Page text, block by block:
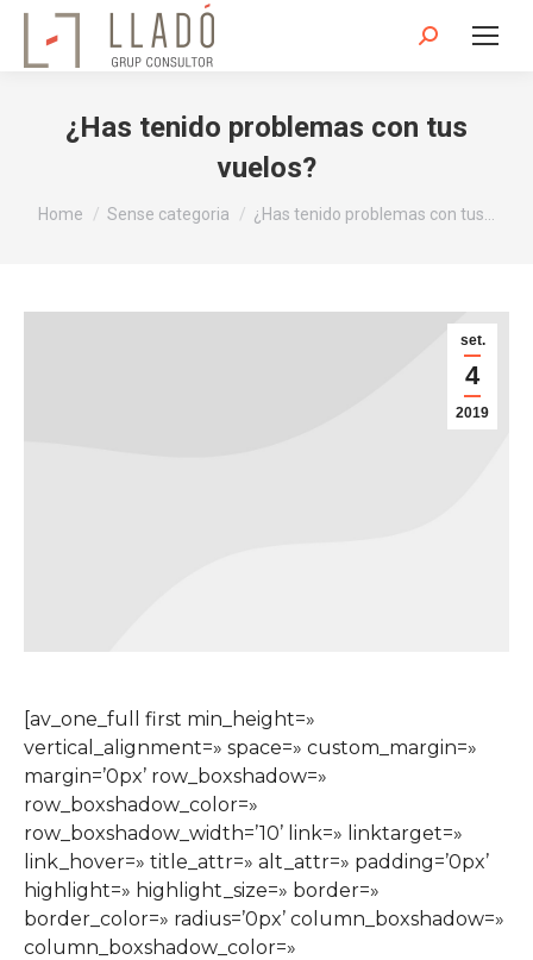
Search:
¿Has tenido problemas con tus
vuelos?
You are here:
Home Sense categoria ¿Has tenido problemas con tus…
set.
4
2019
[av_one_full first min_height=»
vertical_alignment=» space=» custom_margin=»
margin=’0px’ row_boxshadow=»
row_boxshadow_color=»
row_boxshadow_width=’10’ link=» linktarget=»
link_hover=» title_attr=» alt_attr=» padding=’0px’
highlight=» highlight_size=» border=»
border_color=» radius=’0px’ column_boxshadow=»
column_boxshadow_color=»